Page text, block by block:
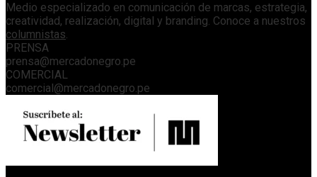
Medio especializado en comunicación de marcas, estrategia,
creatividad, realización, digital y branding. Conoce a nuestros
columnistas.
PRENSA
prensa@mercadonegro.pe
COMERCIAL
comercial@mercadonegro.pe